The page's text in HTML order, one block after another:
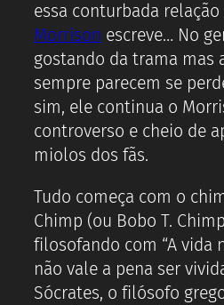
essa conturbada
Morrison escreve… No
gostando da trama mas
sempre parecem se
sim, ele continua o
controverso e cheio de
miolos dos fãs.
Tudo começa com o
Chimp (ou Bobo T.
filosofando com “A vida
não vale a pena ser
Sócrates, o filósofo